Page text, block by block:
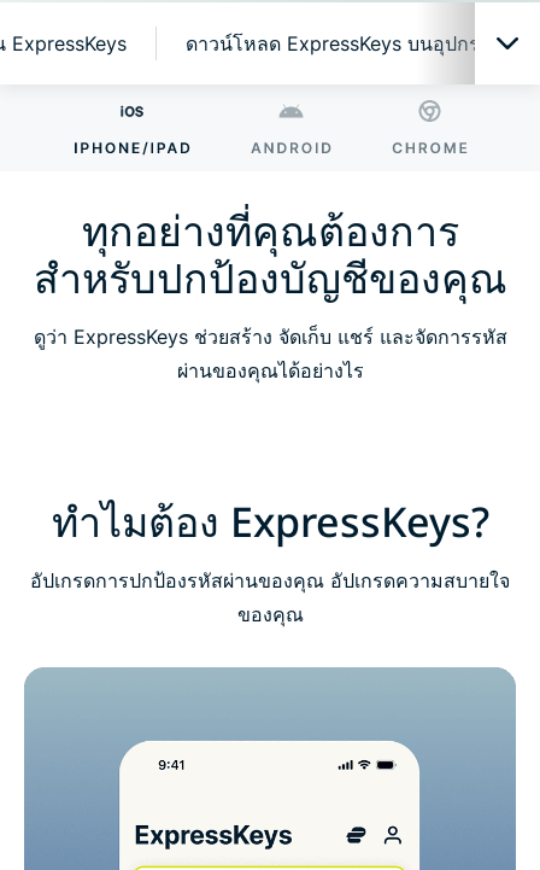
ExpressKeys ดาวน์โหลด ExpressKeys บนอุปกรณ์มือถื
ทุกอย่างที่คุณต้องการสำหรับปกป้องบัญชีของคุณ
ทำไมต้อง ExpressKeys?
คุณสมบัติอัจฉริยะที่ใช้งานง่าย
เริ่มต้นใช้งาน ExpressKeys
คำถามที่พบบ่อย : เกี่ยวกับ ExpressKeys
รับการทดลองใช้ ExpressKeys อย่างไม่มีความเสี่ยง
ทุกอย่างที่คุณต้องการ
สำหรับปกป้องบัญชีของคุณ
ดูว่า ExpressKeys ช่วยสร้าง จัดเก็บ แชร์ และจัดการรหัส
ผ่านของคุณได้อย่างไร
ทำไมต้อง ExpressKeys?
อัปเกรดการปกป้องรหัสผ่านของคุณ อัปเกรดความสบายใจ
ของคุณ